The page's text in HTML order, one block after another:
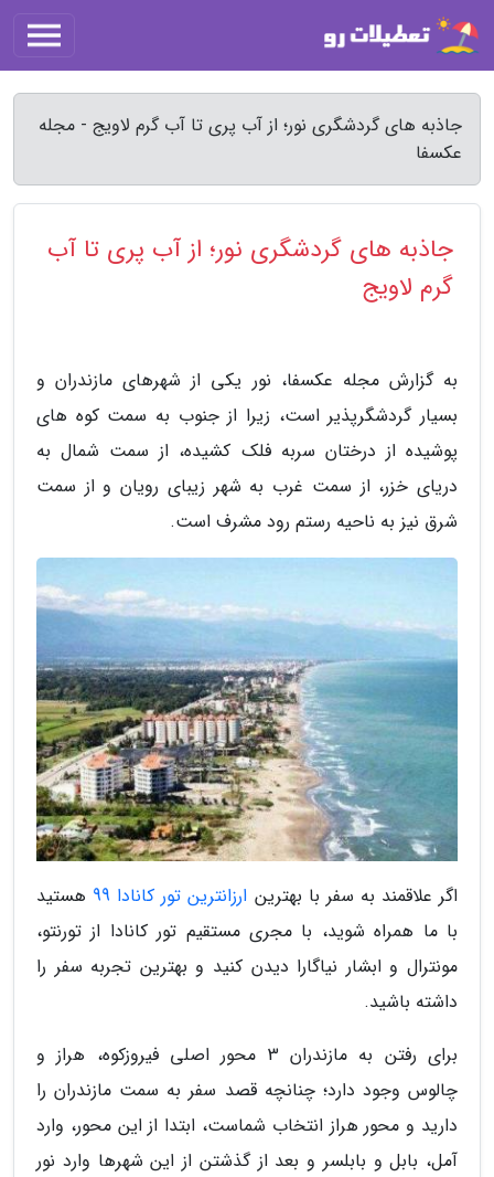
جاذبه های گردشگری نور؛ از آب پری تا آب گرم لاویج - مجله
عکسفا
جاذبه های گردشگری نور؛ از آب پری تا آب
گرم لاویج
به گزارش مجله عکسفا، نور یکی از شهرهای مازندران و
بسیار گردشگرپذیر است، زیرا از جنوب به سمت کوه های
پوشیده از درختان سربه فلک کشیده، از سمت شمال به
دریای خزر، از سمت غرب به شهر زیبای رویان و از سمت
شرق نیز به ناحیه رستم رود مشرف است.
اگر علاقمند به سفر با بهترین ارزانترین تور کانادا 99
هستید
با ما همراه شوید، با مجری مستقیم تور کانادا از تورنتو،
مونترال و ابشار نیاگارا دیدن کنید و بهترین تجربه سفر را
داشته باشید.
برای رفتن به مازندران 3 محور اصلی فیروزکوه، هراز و
چالوس وجود دارد؛ چنانچه قصد سفر به سمت مازندران را
دارید و محور هراز انتخاب شماست، ابتدا از این محور، وارد
آمل، بابل و بابلسر و بعد از گذشتن از این شهرها وارد نور